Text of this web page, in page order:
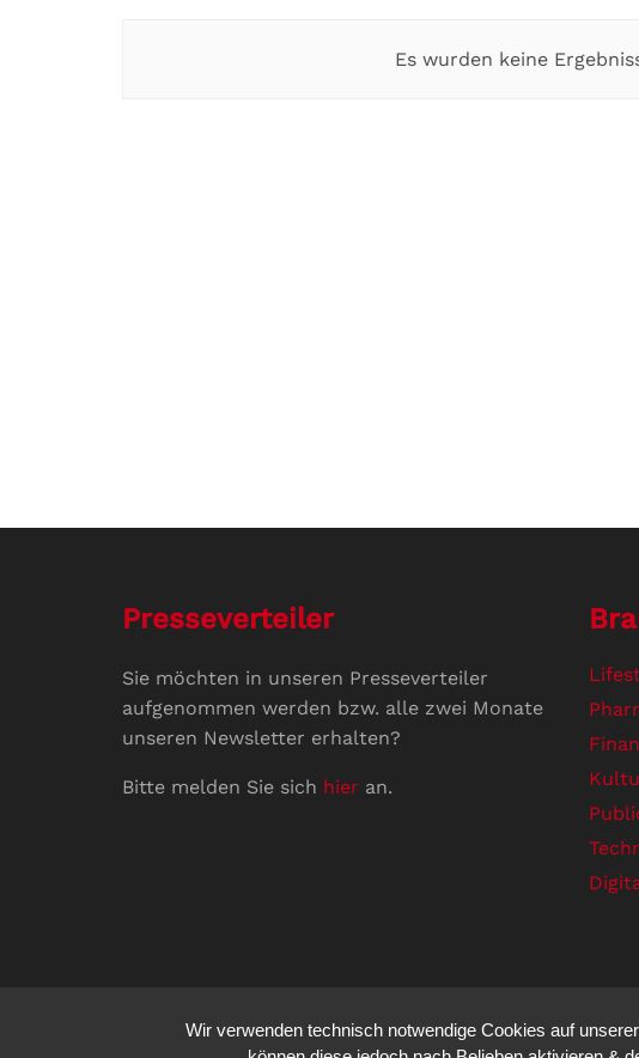
Es wurden keine
Presseverteiler
Sie möchten in unseren Presseverteiler
aufgenommen werden bzw. alle zwei Monate
unseren Newsletter erhalten?
Bitte melden Sie sich hier an.
Wir verwenden technisch notwendige Cookies auf